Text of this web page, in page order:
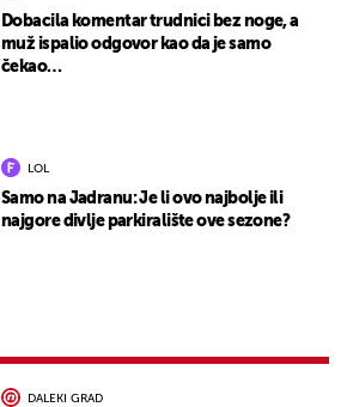
Dobacila komentar trudnici bez noge, a
muž ispalio odgovor kao da je samo
čekao…
LOL
Samo na Jadranu: Je li ovo najbolje ili
najgore divlje parkiralište ove sezone?
DALEKI GRAD